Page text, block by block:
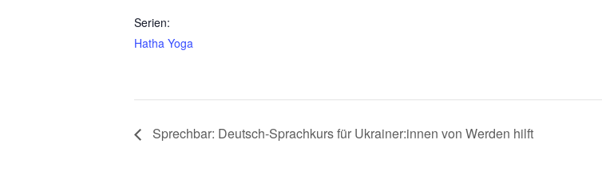
Serien:
Hatha Yoga
Sprechbar: Deutsch-Sprachkurs für Ukrainer:innen von Werden hilft